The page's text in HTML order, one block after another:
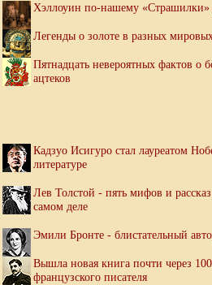
Хэллоуин по-нашему «Страшилки»
Легенды о золоте в разных
Пятнадцать невероятных фактов о
ацтеков
Кадзуо Исигуро стал лауреатом
литературе
Лев Толстой - пять мифов и
самом деле
Эмили Бронте - блистательный
Вышла новая книга почти через
французского писателя